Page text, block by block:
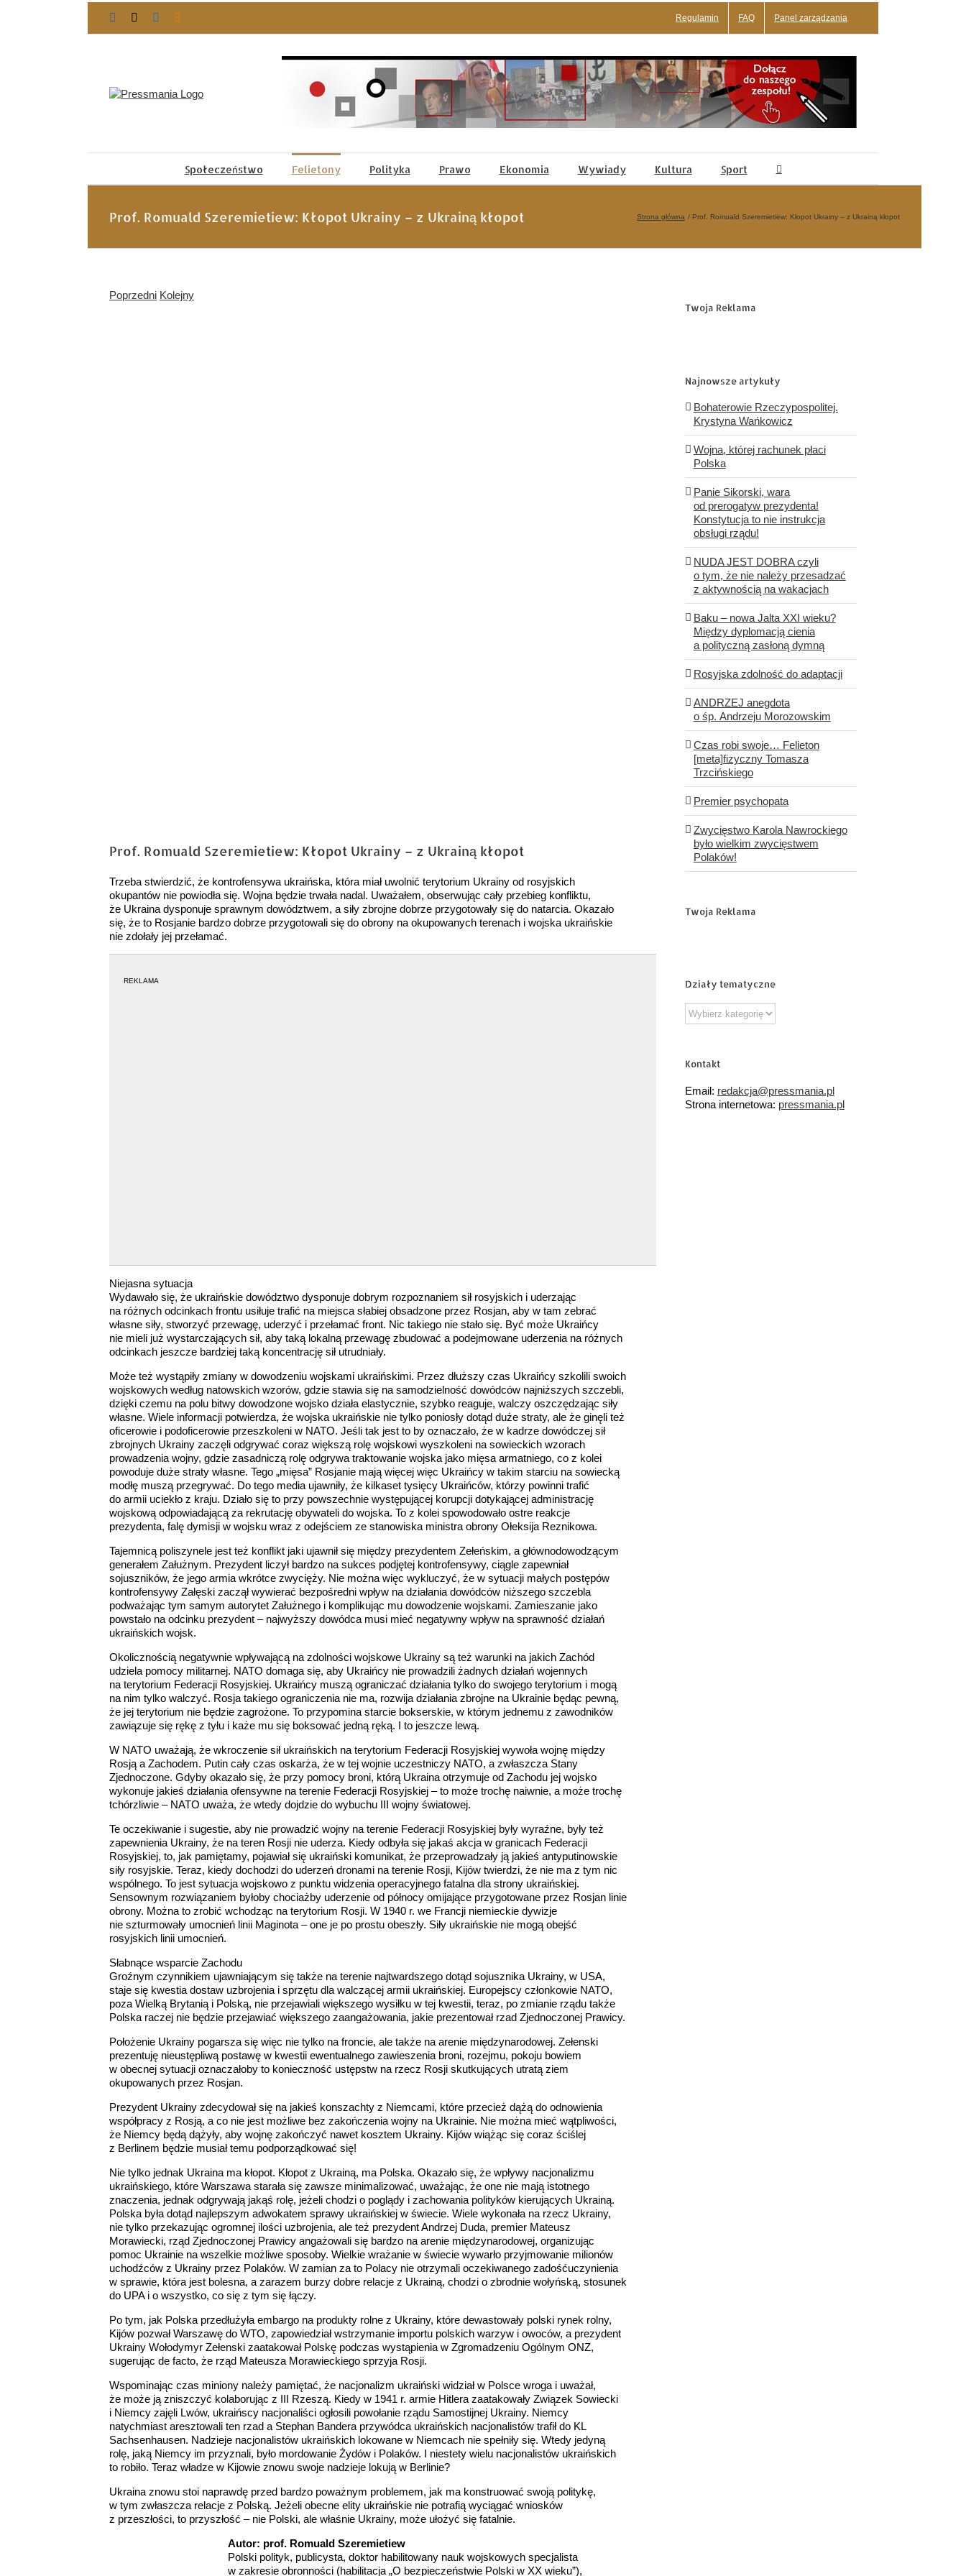
Facebook LinkedIn Regulamin FAQ Panel zarządzania
Społeczeństwo Felietony Polityka Prawo Ekonomia Wywiady Kultura Sport
Prof. Romuald Szeremietiew: Kłopot Ukrainy – z Ukrainą kłopot Strona główna Prof. Romuald Szeremietiew: Kłopot Ukrainy – z Ukrainą kłopot
Poprzedni Kolejny
Prof. Romuald Szeremietiew: Kłopot Ukrainy – z Ukrainą kłopot
Trzeba stwierdzić, że kontrofensywa ukraińska, która miał uwolnić terytorium Ukrainy od rosyjskich
okupantów nie powiodła się. Wojna będzie trwała nadal. Uważałem, obserwując cały przebieg konfliktu,
że Ukraina dysponuje sprawnym dowództwem, a siły zbrojne dobrze przygotowały się do natarcia. Okazało
się, że to Rosjanie bardzo dobrze przygotowali się do obrony na okupowanych terenach i wojska ukraińskie
nie zdołały jej przełamać.
REKLAMA
Niejasna sytuacja
Wydawało się, że ukraińskie dowództwo dysponuje dobrym rozpoznaniem sił rosyjskich i uderzając
na różnych odcinkach frontu usiłuje trafić na miejsca słabiej obsadzone przez Rosjan, aby w tam zebrać
własne siły, stworzyć przewagę, uderzyć i przełamać front. Nic takiego nie stało się. Być może Ukraińcy
nie mieli już wystarczających sił, aby taką lokalną przewagę zbudować a podejmowane uderzenia na różnych
odcinkach jeszcze bardziej taką koncentrację sił utrudniały.
Może też wystąpiły zmiany w dowodzeniu wojskami ukraińskimi. Przez dłuższy czas Ukraińcy szkolili swoich
wojskowych według natowskich wzorów, gdzie stawia się na samodzielność dowódców najniższych szczebli,
dzięki czemu na polu bitwy dowodzone wojsko działa elastycznie, szybko reaguje, walczy oszczędzając siły
własne. Wiele informacji potwierdza, że wojska ukraińskie nie tylko poniosły dotąd duże straty, ale że ginęli też
oficerowie i podoficerowie przeszkoleni w NATO. Jeśli tak jest to by oznaczało, że w kadrze dowódczej sił
zbrojnych Ukrainy zaczęli odgrywać coraz większą rolę wojskowi wyszkoleni na sowieckich wzorach
prowadzenia wojny, gdzie zasadniczą rolę odgrywa traktowanie wojska jako mięsa armatniego, co z kolei
powoduje duże straty własne. Tego „mięsa” Rosjanie mają więcej więc Ukraińcy w takim starciu na sowiecką
modłę muszą przegrywać. Do tego media ujawniły, że kilkaset tysięcy Ukraińców, którzy powinni trafić
do armii uciekło z kraju. Działo się to przy powszechnie występującej korupcji dotykającej administrację
wojskową odpowiadającą za rekrutację obywateli do wojska. To z kolei spowodowało ostre reakcje
prezydenta, falę dymisji w wojsku wraz z odejściem ze stanowiska ministra obrony Ołeksija Reznikowa.
Tajemnicą poliszynele jest też konflikt jaki ujawnił się między prezydentem Zełeńskim, a głównodowodzącym
generałem Załużnym. Prezydent liczył bardzo na sukces podjętej kontrofensywy, ciągle zapewniał
sojuszników, że jego armia wkrótce zwycięży. Nie można więc wykluczyć, że w sytuacji małych postępów
kontrofensywy Załęski zaczął wywierać bezpośredni wpływ na działania dowódców niższego szczebla
podważając tym samym autorytet Załużnego i komplikując mu dowodzenie wojskami. Zamieszanie jako
powstało na odcinku prezydent – najwyższy dowódca musi mieć negatywny wpływ na sprawność działań
ukraińskich wojsk.
Okolicznością negatywnie wpływającą na zdolności wojskowe Ukrainy są też warunki na jakich Zachód
udziela pomocy militarnej. NATO domaga się, aby Ukraińcy nie prowadzili żadnych działań wojennych
na terytorium Federacji Rosyjskiej. Ukraińcy muszą ograniczać działania tylko do swojego terytorium i mogą
na nim tylko walczyć. Rosja takiego ograniczenia nie ma, rozwija działania zbrojne na Ukrainie będąc pewną,
że jej terytorium nie będzie zagrożone. To przypomina starcie bokserskie, w którym jednemu z zawodników
zawiązuje się rękę z tyłu i każe mu się boksować jedną ręką. I to jeszcze lewą.
W NATO uważają, że wkroczenie sił ukraińskich na terytorium Federacji Rosyjskiej wywoła wojnę między
Rosją a Zachodem. Putin cały czas oskarża, że w tej wojnie uczestniczy NATO, a zwłaszcza Stany
Zjednoczone. Gdyby okazało się, że przy pomocy broni, którą Ukraina otrzymuje od Zachodu jej wojsko
wykonuje jakieś działania ofensywne na terenie Federacji Rosyjskiej – to może trochę naiwnie, a może trochę
tchórzliwie – NATO uważa, że wtedy dojdzie do wybuchu III wojny światowej.
Te oczekiwanie i sugestie, aby nie prowadzić wojny na terenie Federacji Rosyjskiej były wyraźne, były też
zapewnienia Ukrainy, że na teren Rosji nie uderza. Kiedy odbyła się jakaś akcja w granicach Federacji
Rosyjskiej, to, jak pamiętamy, pojawiał się ukraiński komunikat, że przeprowadzały ją jakieś antyputinowskie
siły rosyjskie. Teraz, kiedy dochodzi do uderzeń dronami na terenie Rosji, Kijów twierdzi, że nie ma z tym nic
wspólnego. To jest sytuacja wojskowo z punktu widzenia operacyjnego fatalna dla strony ukraińskiej.
Sensownym rozwiązaniem byłoby chociażby uderzenie od północy omijające przygotowane przez Rosjan linie
obrony. Można to zrobić wchodząc na terytorium Rosji. W 1940 r. we Francji niemieckie dywizje
nie szturmowały umocnień linii Maginota – one je po prostu obeszły. Siły ukraińskie nie mogą obejść
rosyjskich linii umocnień.
Słabnące wsparcie Zachodu
Groźnym czynnikiem ujawniającym się także na terenie najtwardszego dotąd sojusznika Ukrainy, w USA,
staje się kwestia dostaw uzbrojenia i sprzętu dla walczącej armii ukraińskiej. Europejscy członkowie NATO,
poza Wielką Brytanią i Polską, nie przejawiali większego wysiłku w tej kwestii, teraz, po zmianie rządu także
Polska raczej nie będzie przejawiać większego zaangażowania, jakie prezentował rzad Zjednoczonej Prawicy.
Położenie Ukrainy pogarsza się więc nie tylko na froncie, ale także na arenie międzynarodowej. Zełenski
prezentuję nieustępliwą postawę w kwestii ewentualnego zawieszenia broni, rozejmu, pokoju bowiem
w obecnej sytuacji oznaczałoby to konieczność ustępstw na rzecz Rosji skutkujących utratą ziem
okupowanych przez Rosjan.
Prezydent Ukrainy zdecydował się na jakieś konszachty z Niemcami, które przecież dążą do odnowienia
współpracy z Rosją, a co nie jest możliwe bez zakończenia wojny na Ukrainie. Nie można mieć wątpliwości,
że Niemcy będą dążyły, aby wojnę zakończyć nawet kosztem Ukrainy. Kijów wiążąc się coraz ściślej
z Berlinem będzie musiał temu podporządkować się!
Nie tylko jednak Ukraina ma kłopot. Kłopot z Ukrainą, ma Polska. Okazało się, że wpływy nacjonalizmu
ukraińskiego, które Warszawa starała się zawsze minimalizować, uważając, że one nie mają istotnego
znaczenia, jednak odgrywają jakąś rolę, jeżeli chodzi o poglądy i zachowania polityków kierujących Ukrainą.
Polska była dotąd najlepszym adwokatem sprawy ukraińskiej w świecie. Wiele wykonała na rzecz Ukrainy,
nie tylko przekazując ogromnej ilości uzbrojenia, ale też prezydent Andrzej Duda, premier Mateusz
Morawiecki, rząd Zjednoczonej Prawicy angażowali się bardzo na arenie międzynarodowej, organizując
pomoc Ukrainie na wszelkie możliwe sposoby. Wielkie wrażanie w świecie wywarło przyjmowanie milionów
uchodźców z Ukrainy przez Polaków. W zamian za to Polacy nie otrzymali oczekiwanego zadośćuczynienia
w sprawie, która jest bolesna, a zarazem burzy dobre relacje z Ukrainą, chodzi o zbrodnie wołyńską, stosunek
do UPA i o wszystko, co się z tym się łączy.
Po tym, jak Polska przedłużyła embargo na produkty rolne z Ukrainy, które dewastowały polski rynek rolny,
Kijów pozwał Warszawę do WTO, zapowiedział wstrzymanie importu polskich warzyw i owoców, a prezydent
Ukrainy Wołodymyr Zełenski zaatakował Polskę podczas wystąpienia w Zgromadzeniu Ogólnym ONZ,
sugerując de facto, że rząd Mateusza Morawieckiego sprzyja Rosji.
Wspominając czas miniony należy pamiętać, że nacjonalizm ukraiński widział w Polsce wroga i uważał,
że może ją zniszczyć kolaborując z III Rzeszą. Kiedy w 1941 r. armie Hitlera zaatakowały Związek Sowiecki
i Niemcy zajęli Lwów, ukraińscy nacjonaliści ogłosili powołanie rządu Samostijnej Ukrainy. Niemcy
natychmiast aresztowali ten rzad a Stephan Bandera przywódca ukraińskich nacjonalistów trafił do KL
Sachsenhausen. Nadzieje nacjonalistów ukraińskich lokowane w Niemcach nie spełniły się. Wtedy jedyną
rolę, jaką Niemcy im przyznali, było mordowanie Żydów i Polaków. I niestety wielu nacjonalistów ukraińskich
to robiło. Teraz władze w Kijowie znowu swoje nadzieje lokują w Berlinie?
Ukraina znowu stoi naprawdę przed bardzo poważnym problemem, jak ma konstruować swoją politykę,
w tym zwłaszcza relacje z Polską. Jeżeli obecne elity ukraińskie nie potrafią wyciągać wniosków
z przeszłości, to przyszłość – nie Polski, ale właśnie Ukrainy, może ułożyć się fatalnie.
Autor: prof. Romuald Szeremietiew
Polski polityk, publicysta, doktor habilitowany nauk wojskowych specjalista
w zakresie obronności (habilitacja „O bezpieczeństwie Polski w XX wieku”),
Twoja Reklama
Najnowsze artykuły
Bohaterowie Rzeczypospolitej.
Krystyna Wańkowicz
Wojna, której rachunek płaci
Polska
Panie Sikorski, wara
od prerogatyw prezydenta!
Konstytucja to nie instrukcja
obsługi rządu!
NUDA JEST DOBRA czyli
o tym, że nie należy przesadzać
z aktywnością na wakacjach
Baku – nowa Jalta XXI wieku?
Między dyplomacją cienia
a polityczną zasłoną dymną
Rosyjska zdolność do adaptacji
ANDRZEJ anegdota
o śp. Andrzeju Morozowskim
Czas robi swoje… Felieton
[meta]fizyczny Tomasza
Trzcińskiego
Premier psychopata
Zwycięstwo Karola Nawrockiego
było wielkim zwycięstwem
Polaków!
Twoja Reklama
Działy tematyczne
Działy
tematyczne
Kontakt
Email: redakcja@pressmania.pl
Strona internetowa: pressmania.pl